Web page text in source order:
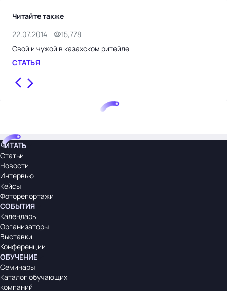
Читайте также
22.07.2014
15,778
Свой и чужой в казахском ритейле
СТАТЬЯ
ЧИТАТЬ
Статьи
Новости
Интервью
Кейсы
Фоторепортажи
СОБЫТИЯ
Календарь
Организаторы
Выставки
Конференции
ОБУЧЕНИЕ
Семинары
Каталог обучающих
компаний